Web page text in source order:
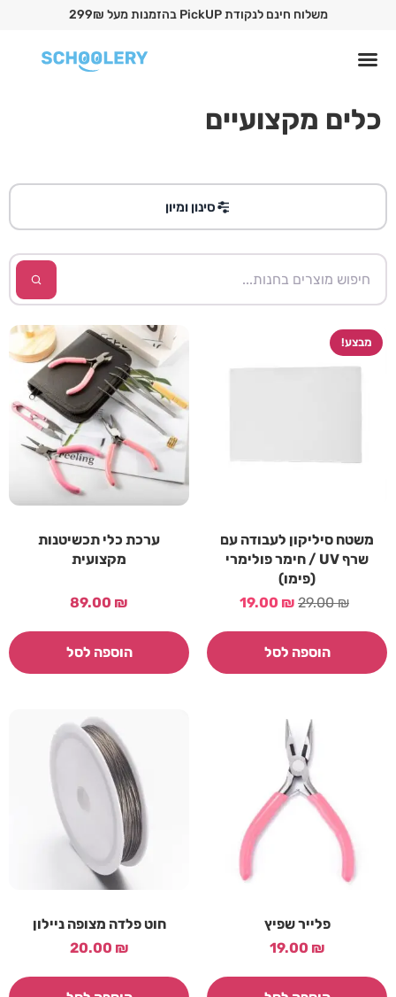
משלוח חינם לנקודת PickUP בהזמנות מעל 299₪
כלים מקצועיים
סינון ומיון
מבצע!
משטח סיליקון לעבודה עם
שרף UV / חימר פולימרי
(פימו)
29.00₪
19.00 ₪
הוספה לסל
ערכת כלי תכשיטנות
מקצועית
89.00 ₪
הוספה לסל
פלייר שפיץ
19.00 ₪
חוט פלדה מצופה ניילון
20.00 ₪